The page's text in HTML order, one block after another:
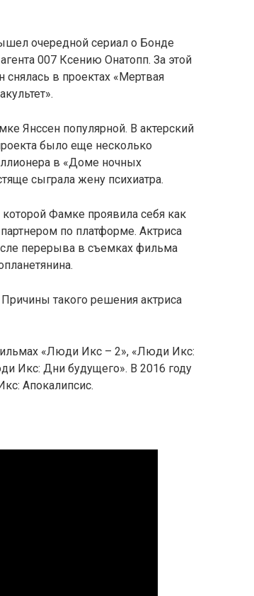
очередной сериал о Бонде
007 Ксению Онатопп. За этой
в проектах «Мертвая
Янссен популярной. В актерский
было еще несколько
в «Доме ночных
сыграла жену психиатра.
Фамке проявила себя как
по платформе. Актриса
перерыва в съемках фильма
такого решения актриса
«Люди Икс – 2», «Люди Икс:
Икс: Дни будущего». В 2016 году
Апокалипсис.